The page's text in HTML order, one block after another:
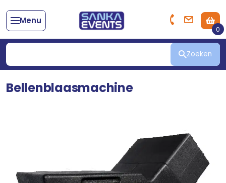
Menu
0
Zoeken
Bellenblaasmachine